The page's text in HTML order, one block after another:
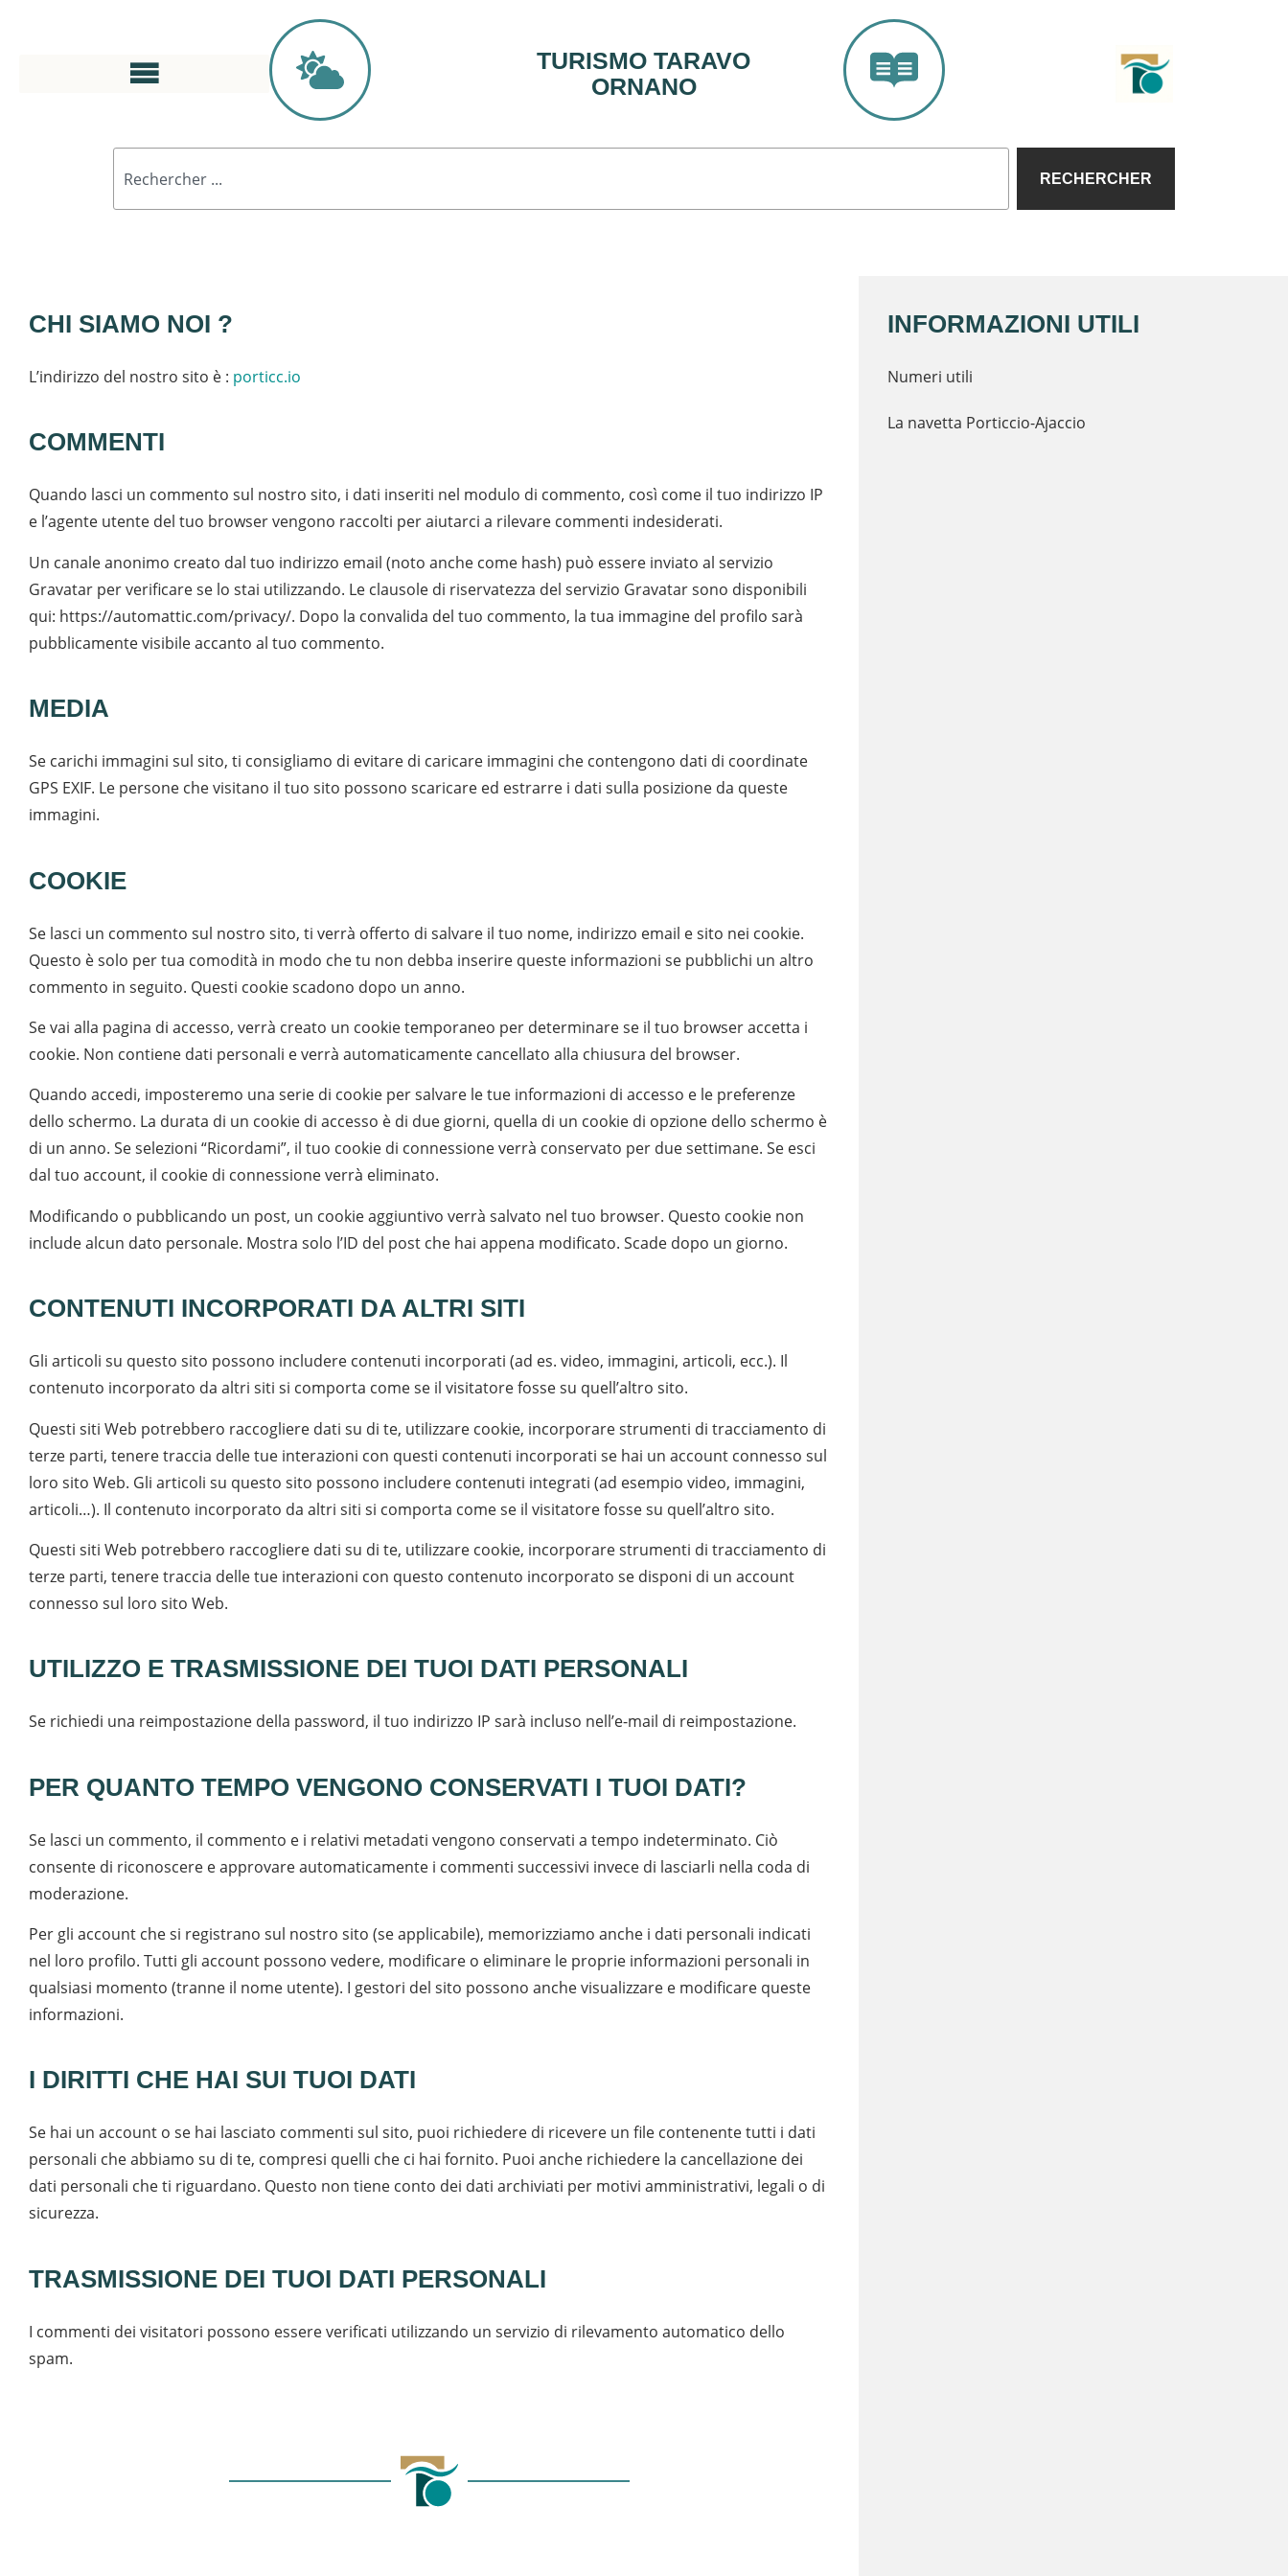
TURISMO TARAVO
ORNANO
RECHERCHER
CHI SIAMO NOI ?
L’indirizzo del nostro sito è : porticc.io
COMMENTI
Quando lasci un commento sul nostro sito, i dati inseriti nel modulo di commento, così come il tuo indirizzo IP
e l’agente utente del tuo browser vengono raccolti per aiutarci a rilevare commenti indesiderati.
Un canale anonimo creato dal tuo indirizzo email (noto anche come hash) può essere inviato al servizio
Gravatar per verificare se lo stai utilizzando. Le clausole di riservatezza del servizio Gravatar sono disponibili
qui: https://automattic.com/privacy/. Dopo la convalida del tuo commento, la tua immagine del profilo sarà
pubblicamente visibile accanto al tuo commento.
MEDIA
Se carichi immagini sul sito, ti consigliamo di evitare di caricare immagini che contengono dati di coordinate
GPS EXIF. Le persone che visitano il tuo sito possono scaricare ed estrarre i dati sulla posizione da queste
immagini.
COOKIE
Se lasci un commento sul nostro sito, ti verrà offerto di salvare il tuo nome, indirizzo email e sito nei cookie.
Questo è solo per tua comodità in modo che tu non debba inserire queste informazioni se pubblichi un altro
commento in seguito. Questi cookie scadono dopo un anno.
Se vai alla pagina di accesso, verrà creato un cookie temporaneo per determinare se il tuo browser accetta i
cookie. Non contiene dati personali e verrà automaticamente cancellato alla chiusura del browser.
Quando accedi, imposteremo una serie di cookie per salvare le tue informazioni di accesso e le preferenze
dello schermo. La durata di un cookie di accesso è di due giorni, quella di un cookie di opzione dello schermo è
di un anno. Se selezioni “Ricordami”, il tuo cookie di connessione verrà conservato per due settimane. Se esci
dal tuo account, il cookie di connessione verrà eliminato.
Modificando o pubblicando un post, un cookie aggiuntivo verrà salvato nel tuo browser. Questo cookie non
include alcun dato personale. Mostra solo l’ID del post che hai appena modificato. Scade dopo un giorno.
CONTENUTI INCORPORATI DA ALTRI SITI
Gli articoli su questo sito possono includere contenuti incorporati (ad es. video, immagini, articoli, ecc.). Il
contenuto incorporato da altri siti si comporta come se il visitatore fosse su quell’altro sito.
Questi siti Web potrebbero raccogliere dati su di te, utilizzare cookie, incorporare strumenti di tracciamento di
terze parti, tenere traccia delle tue interazioni con questi contenuti incorporati se hai un account connesso sul
loro sito Web. Gli articoli su questo sito possono includere contenuti integrati (ad esempio video, immagini,
articoli…). Il contenuto incorporato da altri siti si comporta come se il visitatore fosse su quell’altro sito.
Questi siti Web potrebbero raccogliere dati su di te, utilizzare cookie, incorporare strumenti di tracciamento di
terze parti, tenere traccia delle tue interazioni con questo contenuto incorporato se disponi di un account
connesso sul loro sito Web.
UTILIZZO E TRASMISSIONE DEI TUOI DATI PERSONALI
Se richiedi una reimpostazione della password, il tuo indirizzo IP sarà incluso nell’e-mail di reimpostazione.
PER QUANTO TEMPO VENGONO CONSERVATI I TUOI DATI?
Se lasci un commento, il commento e i relativi metadati vengono conservati a tempo indeterminato. Ciò
consente di riconoscere e approvare automaticamente i commenti successivi invece di lasciarli nella coda di
moderazione.
Per gli account che si registrano sul nostro sito (se applicabile), memorizziamo anche i dati personali indicati
nel loro profilo. Tutti gli account possono vedere, modificare o eliminare le proprie informazioni personali in
qualsiasi momento (tranne il nome utente). I gestori del sito possono anche visualizzare e modificare queste
informazioni.
I DIRITTI CHE HAI SUI TUOI DATI
Se hai un account o se hai lasciato commenti sul sito, puoi richiedere di ricevere un file contenente tutti i dati
personali che abbiamo su di te, compresi quelli che ci hai fornito. Puoi anche richiedere la cancellazione dei
dati personali che ti riguardano. Questo non tiene conto dei dati archiviati per motivi amministrativi, legali o di
sicurezza.
TRASMISSIONE DEI TUOI DATI PERSONALI
I commenti dei visitatori possono essere verificati utilizzando un servizio di rilevamento automatico dello
spam.
INFORMAZIONI UTILI
Numeri utili
La navetta Porticcio-Ajaccio